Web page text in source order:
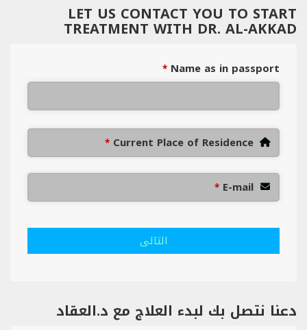
LET US CONTACT YOU TO START
TREATMENT WITH DR. AL-AKKAD
Name as in passport
*
Current Place of Residence
*
E-mail
*
التالى
دعنا نتصل بك لبدء العلاج مع د.العقاد